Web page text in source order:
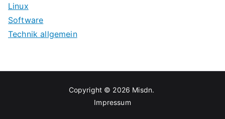
Linux
Software
Technik allgemein
Copyright © 2026 Misdn.
Impressum